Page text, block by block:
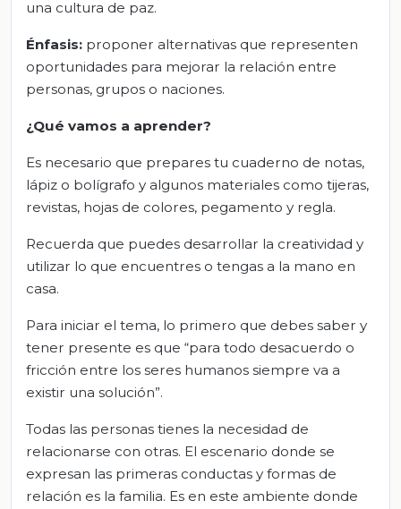
una cultura de paz.
Énfasis: proponer alternativas que representen
oportunidades para mejorar la relación entre
personas, grupos o naciones.
¿Qué vamos a aprender?
Es necesario que prepares tu cuaderno de notas,
lápiz o bolígrafo y algunos materiales como tijeras,
revistas, hojas de colores, pegamento y regla.
Recuerda que puedes desarrollar la creatividad y
utilizar lo que encuentres o tengas a la mano en
casa.
Para iniciar el tema, lo primero que debes saber y
tener presente es que “para todo desacuerdo o
fricción entre los seres humanos siempre va a
existir una solución”.
Todas las personas tienes la necesidad de
relacionarse con otras. El escenario donde se
expresan las primeras conductas y formas de
relación es la familia. Es en este ambiente donde